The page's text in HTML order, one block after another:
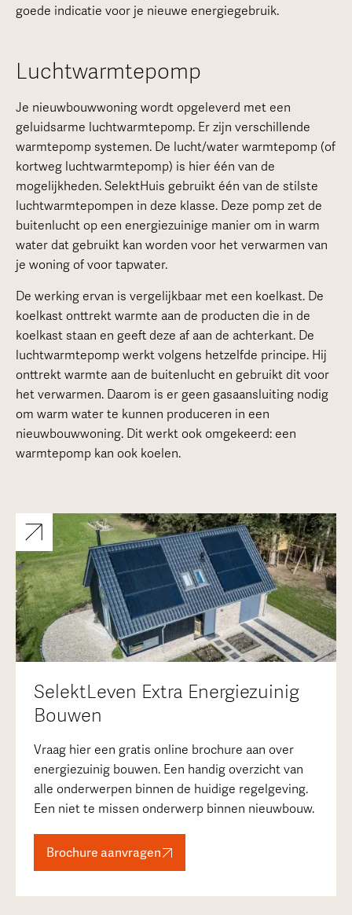
goede indicatie voor je nieuwe energiegebruik.
Luchtwarmtepomp
Je nieuwbouwwoning wordt opgeleverd met een
geluidsarme luchtwarmtepomp. Er zijn verschillende
warmtepomp systemen. De lucht/water warmtepomp (of
kortweg luchtwarmtepomp) is hier één van de
mogelijkheden. SelektHuis gebruikt één van de stilste
luchtwarmtepompen in deze klasse. Deze pomp zet de
buitenlucht op een energiezuinige manier om in warm
water dat gebruikt kan worden voor het verwarmen van
je woning of voor tapwater.
De werking ervan is vergelijkbaar met een koelkast. De
koelkast onttrekt warmte aan de producten die in de
koelkast staan en geeft deze af aan de achterkant. De
luchtwarmtepomp werkt volgens hetzelfde principe. Hij
onttrekt warmte aan de buitenlucht en gebruikt dit voor
het verwarmen. Daarom is er geen gasaansluiting nodig
om warm water te kunnen produceren in een
nieuwbouwwoning. Dit werkt ook omgekeerd: een
warmtepomp kan ook koelen.
SelektLeven Extra Energiezuinig
Bouwen
Vraag hier een gratis online brochure aan over
energiezuinig bouwen. Een handig overzicht van
alle onderwerpen binnen de huidige regelgeving.
Een niet te missen onderwerp binnen nieuwbouw.
Brochure aanvragen